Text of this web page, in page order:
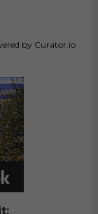
by Curator.io